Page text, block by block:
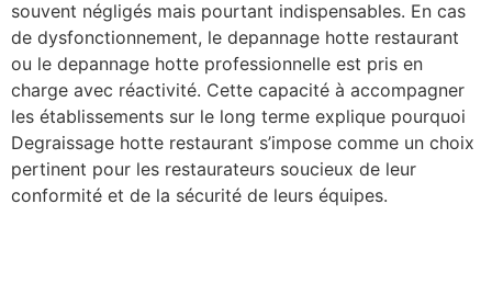
souvent négligés mais pourtant indispensables. En cas
de dysfonctionnement, le depannage hotte restaurant
ou le depannage hotte professionnelle est pris en
charge avec réactivité. Cette capacité à accompagner
les établissements sur le long terme explique pourquoi
Degraissage hotte restaurant s’impose comme un choix
pertinent pour les restaurateurs soucieux de leur
conformité et de la sécurité de leurs équipes.